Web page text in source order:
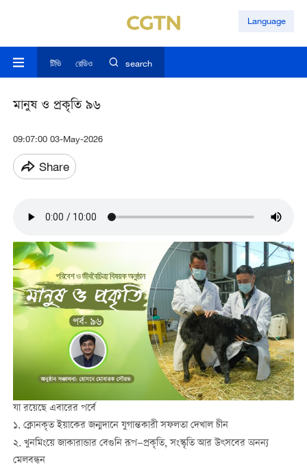
Language
টিভি রেডিও search
মানুষ ও প্রকৃতি ৯৬
09:07:00 03-May-2026
Share
যা রয়েছে এবারের পর্বে
১. ক্লোনকৃত ইয়াকের জন্মদানে যুগান্তকারী সফলতা দেখাল চীন
২. খুনমিংয়ে জাকারান্ডার বেগুনি রূপ—প্রকৃতি, সংস্কৃতি আর উৎসবের অনন্য
মেলবন্ধন